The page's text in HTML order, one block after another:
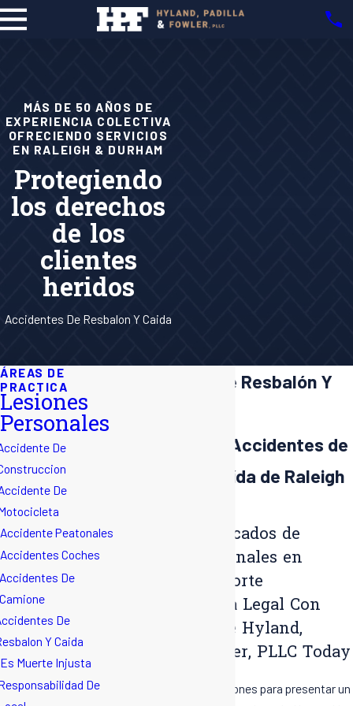
MÁS DE 50 AÑOS DE
EXPERIENCIA COLECTIVA
OFRECIENDO SERVICIOS
EN RALEIGH & DURHAM
Protegiendo
los derechos
de los
clientes
heridos
Accidentes De Resbalon Y Caida
Accidentes De Resbalón Y
Abogados de Accidentes de
Resbalón y Caída de Raleigh
Abogados Dedicados de
Lesiones Personales en
Carolina Del Norte
Obtenga Ayuda Legal Con
Experiencia de Hyland,
Padilla & Fowler, PLLC Today
El estatuto de limitaciones para presentar un
ÁREAS DE
PRACTICA
Lesiones
Personales
De
De
Accidente Peatonales
Accidentes Coches
De
De
Y Caida
Es Muerte Injusta
De